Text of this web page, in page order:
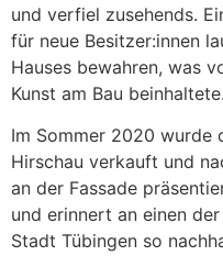
und verfiel zusehends.
für neue Besitzer:innen
Hauses bewahren, was
Kunst am Bau beinhaltete.
Im Sommer 2020 wurde
Hirschau verkauft und
an der Fassade
und erinnert an einen
Stadt Tübingen so